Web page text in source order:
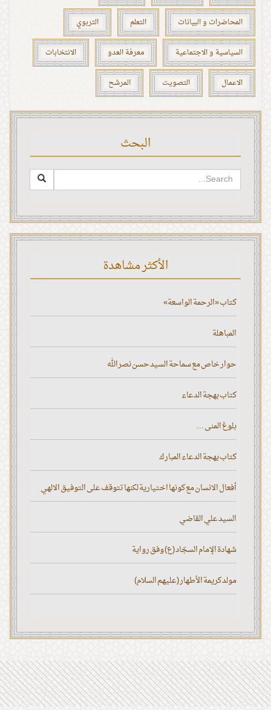
المحاضرات و البيانات التعلم التربوي
السياسية و الاجتماعية معرفة العدو الانتخابات
الاعمال التصويت المرشح
البحث
الأكثر مشاهدة
كتاب «الرحمة الواسعة»
المباهلة
حوار خاص مع سماحة السيد حسن نصر الله
كتاب بهجة الدعاء
بلوغ المنى ...
كتاب بهجة الدعاء المبارك
أفعال الانسان مع كونها اختيارية لكنها تتوقف على التوفيق الالهي
السيد علي القاضي
شهادة الإمام السجّاد (ع) وفق رواية
مولد كريمة الأطهار (عليهم السلام)